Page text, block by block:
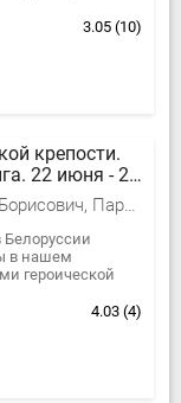
но
3.05 (10)
крепости.
22 июня - 23
Мощанский Илья Борисович, Паршин Виктор
в нашем
героической
истории стала...
4.03 (4)